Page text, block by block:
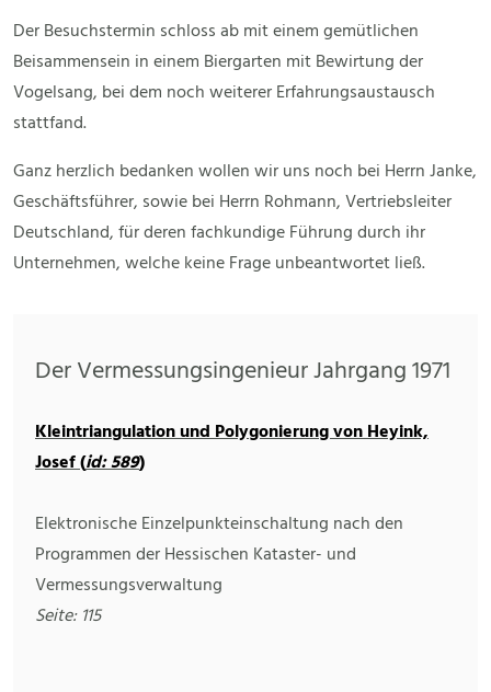
Der Besuchstermin schloss ab mit einem gemütlichen
Beisammensein in einem Biergarten mit Bewirtung der
Vogelsang, bei dem noch weiterer Erfahrungsaustausch
stattfand.
Ganz herzlich bedanken wollen wir uns noch bei Herrn Janke,
Geschäftsführer, sowie bei Herrn Rohmann, Vertriebsleiter
Deutschland, für deren fachkundige Führung durch ihr
Unternehmen, welche keine Frage unbeantwortet ließ.
Der Vermessungsingenieur Jahrgang 1971
Kleintriangulation und Polygonierung von Heyink,
Josef (id: 589)
Elektronische Einzelpunkteinschaltung nach den
Programmen der Hessischen Kataster- und
Vermessungsverwaltung
Seite: 115